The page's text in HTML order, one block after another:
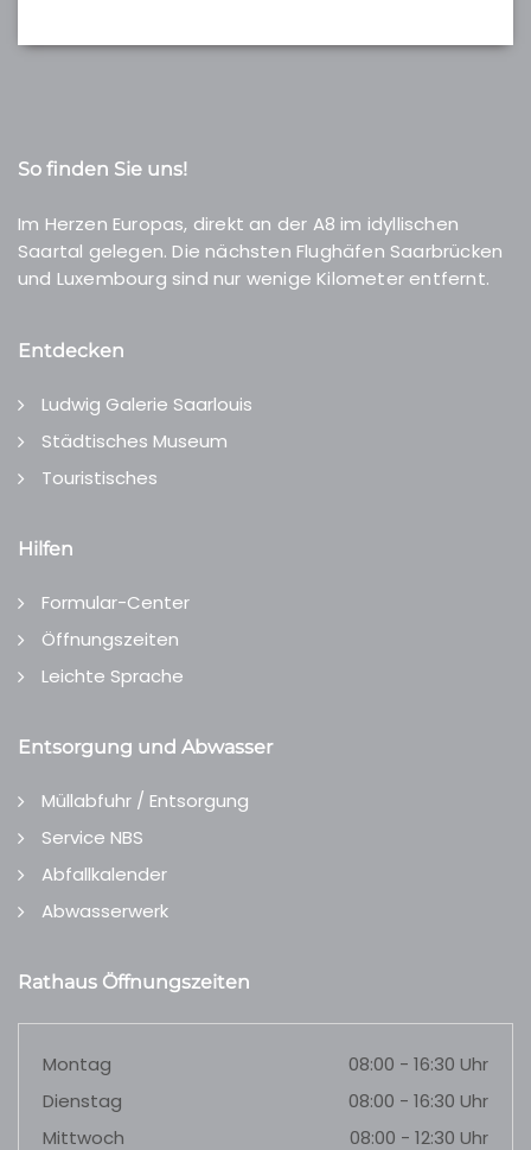
So finden Sie uns!
Im Herzen Europas, direkt an der A8 im idyllischen
Saartal gelegen. Die nächsten Flughäfen Saarbrücken
und Luxembourg sind nur wenige Kilometer entfernt.
Entdecken
Ludwig Galerie Saarlouis
Städtisches Museum
Touristisches
Hilfen
Formular-Center
Öffnungszeiten
Leichte Sprache
Entsorgung und Abwasser
Müllabfuhr / Entsorgung
Service NBS
Abfallkalender
Abwasserwerk
Rathaus Öffnungszeiten
Montag
08:00 - 16:30 Uhr
Dienstag
08:00 - 16:30 Uhr
Mittwoch
08:00 - 12:30 Uhr